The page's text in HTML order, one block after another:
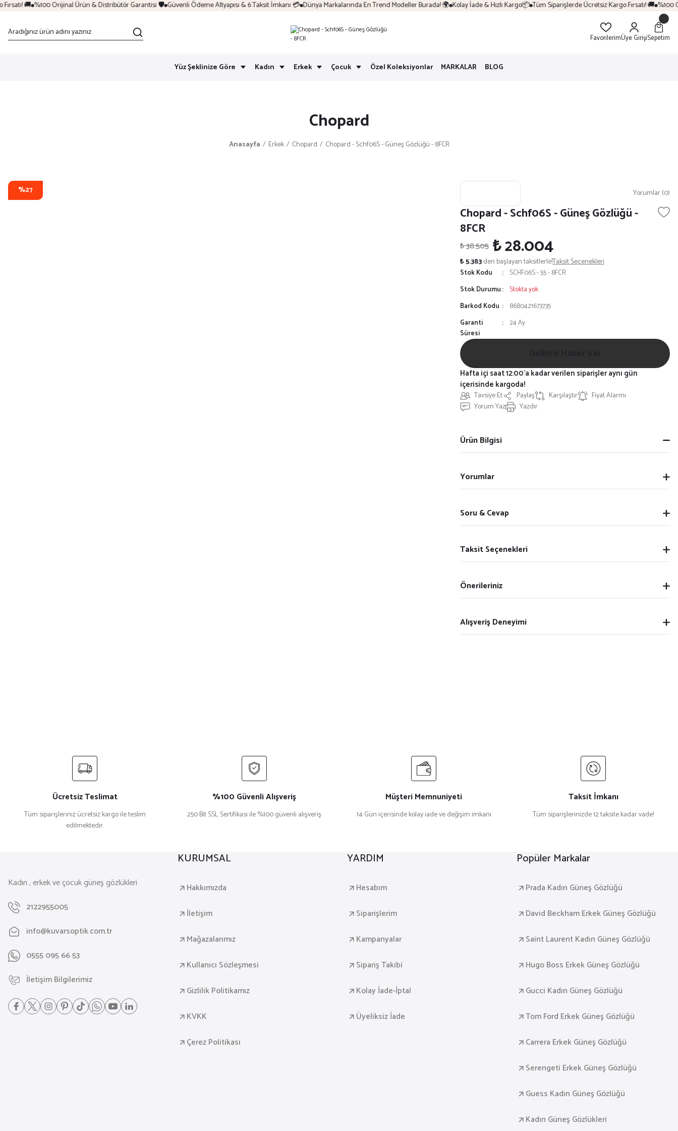
🚚 %100 Orijinal Ürün & Distribütör Garantisi 🛡️ Güvenli Ödeme Altyapısı & 6 Taksit İmkanı 💳 Dünya Markalarında En Trend Modeller Burada! 🌍 Kolay İade & Hızlı Kargo📦 Tüm Siparişlerde Ücretsiz Kargo Fırsatı! 🚚 %100
FavorilerimÜye GirişiSepetim
Yüz Şeklinize Göre Kadın Erkek Çocuk Özel Koleksiyonlar MARKALAR BLOG
Chopard
Anasayfa Erkek Chopard Chopard - Schf06S - Güneş Gözlüğü - 8FCR
%27 Yorumlar (0)
Chopard - Schf06S - Güneş Gözlüğü -
8FCR
₺ 38.505 ₺ 28.004
₺ 5.383den başlayan taksitlerle!Taksit Seçenekleri
Stok Kodu
SCHF06S - 55 - 8FCR
Stok Durumu
Stokta yok
Barkod Kodu
8680421673735
Garanti
Süresi
24 Ay
Tavsiye Et Paylaş Karşılaştır
Fiyat Alarmı
Yorum Yaz
Yazdır
Hafta içi saat 12:00'a kadar verilen siparişler aynı gün
içerisinde kargoda!
Ürün Bilgisi
Yorumlar
Soru & Cevap
Taksit Seçenekleri
Önerileriniz
Alışveriş Deneyimi
Ücretsiz Teslimat
Tüm siparişleriniz ücretsiz kargo ile teslim
edilmektedir.
%100 Güvenli Alışveriş
250 Bit SSL Sertifikası ile %100 güvenli alışveriş
Müşteri Memnuniyeti
14 Gün içerisinde kolay iade ve değişim imkanı
Taksit İmkanı
Tüm siparişlerinizde 12 taksite kadar vade!
Kadın , erkek ve çocuk güneş gözlükleri
2122955005
info@kuvarsoptik.com.tr
0555 095 66 53
İletişim Bilgilerimiz
KURUMSAL
Hakkımızda
İletişim
Mağazalarımız
Kullanıcı Sözleşmesi
Gizlilik Politikamız
KVKK
Çerez Politikası
YARDIM
Hesabım
Siparişlerim
Kampanyalar
Sipariş Takibi
Kolay İade-İptal
Üyeliksiz İade
Popüler Markalar
Prada Kadın Güneş Gözlüğü
David Beckham Erkek Güneş Gözlüğü
Saint Laurent Kadın Güneş Gözlüğü
Hugo Boss Erkek Güneş Gözlüğü
Gucci Kadın Güneş Gözlüğü
Tom Ford Erkek Güneş Gözlüğü
Carrera Erkek Güneş Gözlüğü
Serengeti Erkek Güneş Gözlüğü
Guess Kadın Güneş Gözlüğü
Kadın Güneş Gözlükleri